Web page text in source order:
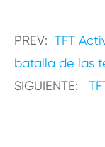
PREV: TFT
batalla de las
SIGUIENTE: